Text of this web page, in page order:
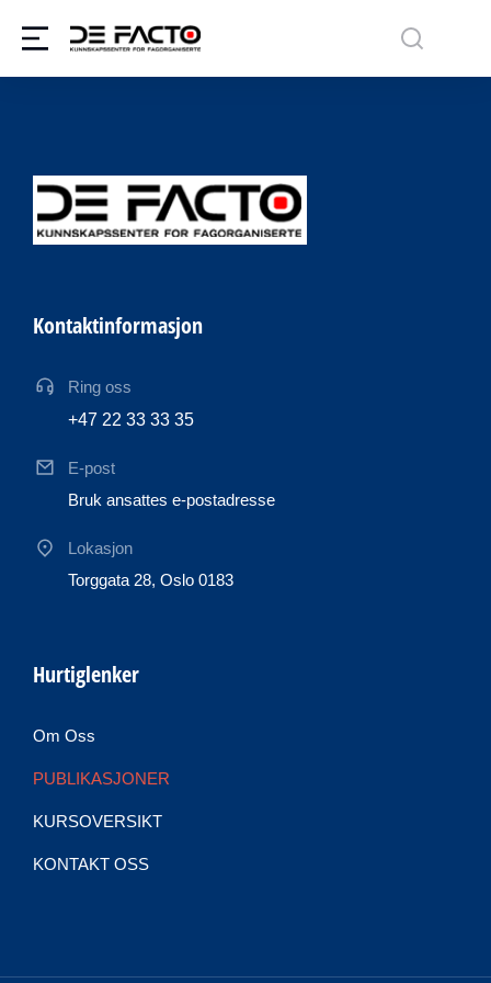
Kontaktinformasjon
Ring oss
+47 22 33 33 35
E-post
Bruk ansattes e-postadresse
Lokasjon
Torggata 28, Oslo 0183
Hurtiglenker
Om Oss
PUBLIKASJONER
KURSOVERSIKT
KONTAKT OSS